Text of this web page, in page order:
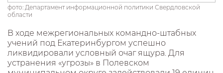
фото: Департамент информационной политики Свердловской
области
В ходе межрегиональных командно-штабных
учений под Екатеринбургом успешно
ликвидировали условный очаг ящура. Для
устранения «угрозы» в Полевском